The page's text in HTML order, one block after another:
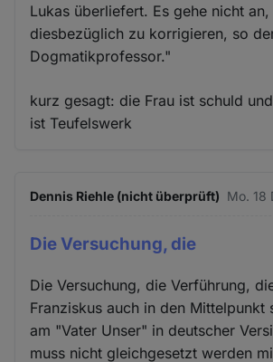
Lukas überliefert. Es gehe nicht an,
diesbezüglich zu korrigieren, so
Dogmatikprofessor."
kurz gesagt: die Frau ist schuld
ist Teufelswerk
Dennis Riehle (nicht überprüft) Mo. 18
Die Versuchung, die
Die Versuchung, die Verführung,
Franziskus auch in den Mittelpunkt
am "Vater Unser" in deutscher
muss nicht gleichgesetzt werden